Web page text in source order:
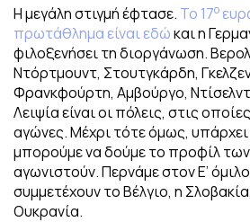
Η μεγάλη στιγμή έφτασε. Το 17ο
πρωτάθλημα είναι εδώκαι η
φιλοξενήσει τη διοργάνωση.
Ντόρτμουντ, Στουτγκάρδη,
Φρανκφούρτη, Αμβούργο,
Λειψία είναι οι πόλεις, στις
αγώνες. Μέχρι τότε όμως,
μπορούμε να δούμε το προφίλ
αγωνιστούν. Περνάμε στον Ε’
συμμετέχουν το Βέλγιο, η
Ουκρανία.